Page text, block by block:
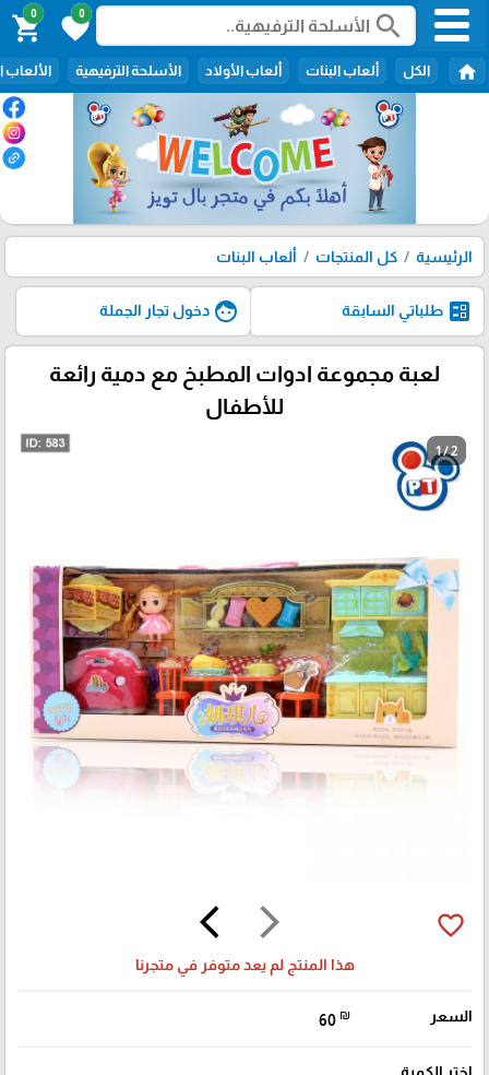
search
0
favorite
0
shopping_cart
home الكل ألعاب البنات ألعاب الأولاد الأسلحة الترفيهية الألعاب
الرئيسية كل المنتجات ألعاب البنات
ballot طلباتي السابقة face دخول تجار الجملة
لعبة مجموعة ادوات المطبخ مع دمية رائعة
للأطفال
1 / 2
arrow_forward_ios
arrow_back_ios favorite_border
هذا المنتج لم يعد متوفر في متجرنا
السعر 60 ₪
اختر الكمية